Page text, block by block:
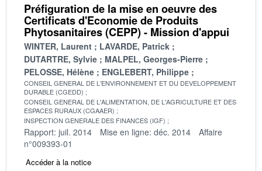
Préfiguration de la mise en oeuvre des
Certificats d'Economie de Produits
Phytosanitaires (CEPP) - Mission d'appui
WINTER, Laurent
LAVARDE, Patrick
DUTARTRE, Sylvie
MALPEL, Georges-Pierre
PELOSSE, Hélène
ENGLEBERT, Philippe
CONSEIL GENERAL DE L'ENVIRONNEMENT ET DU DEVELOPPEMENT
DURABLE (CGEDD)
CONSEIL GENERAL DE L'ALIMENTATION, DE L'AGRICULTURE ET DES
ESPACES RURAUX (CGAAER)
INSPECTION GENERALE DES FINANCES (IGF)
Rapport: juil. 2014 Mise en ligne: déc. 2014
Affaire
n°009393-01
Accéder à la notice